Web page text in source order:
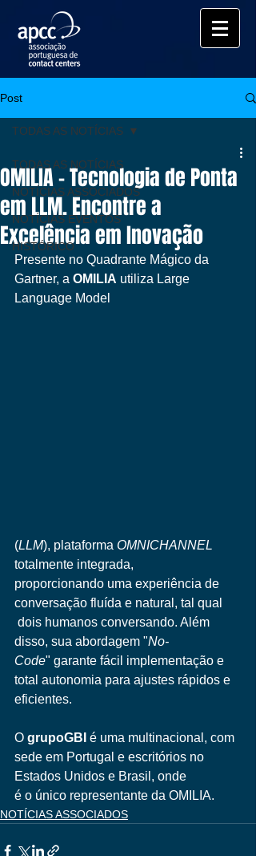
Post
TODAS AS NOTÍCIAS
NOTÍCIAS ASSOCIADOS
NOTÍCIAS EVENTOS
HISTÓRICO
TODAS AS NOTÍCIAS
OMILIA - Tecnologia de Ponta
em LLM. Encontre a
Excelência em Inovação
Presente no Quadrante Mágico da
Gartner, a OMILIA utiliza Large
Language Model
(LLM), plataforma OMNICHANNEL
totalmente integrada,
proporcionando uma experiência de
conversação fluída e natural, tal qual
dois humanos conversando. Além
disso, sua abordagem "No-
Code" garante fácil implementação e
total autonomia para ajustes rápidos e
eficientes.
O grupoGBI é uma multinacional, com
sede em Portugal e escritórios no
Estados Unidos e Brasil, onde
é o único representante da OMILIA.
NOTÍCIAS ASSOCIADOS